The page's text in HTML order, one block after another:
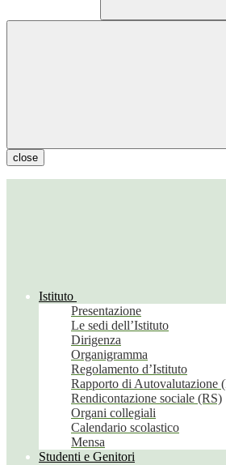
close
Istituto
Presentazione
Le sedi dell’Istituto
Dirigenza
Organigramma
Regolamento d’Istituto
Rapporto di Autovalutazione
Rendicontazione sociale (RS)
Organi collegiali
Calendario scolastico
Mensa
Studenti e Genitori